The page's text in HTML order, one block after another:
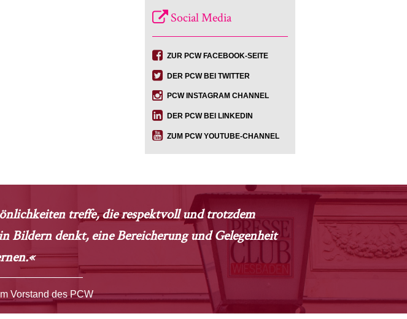
Social Media
ZUR PCW FACEBOOK-SEITE
DER PCW BEI TWITTER
PCW INSTAGRAM CHANNEL
DER PCW BEI LINKEDIN
ZUM PCW YOUTUBE-CHANNEL
treffe, die respektvoll und trotzdem
Bildern denkt, eine Bereicherung und Gelegenheit
Vorstand des PCW